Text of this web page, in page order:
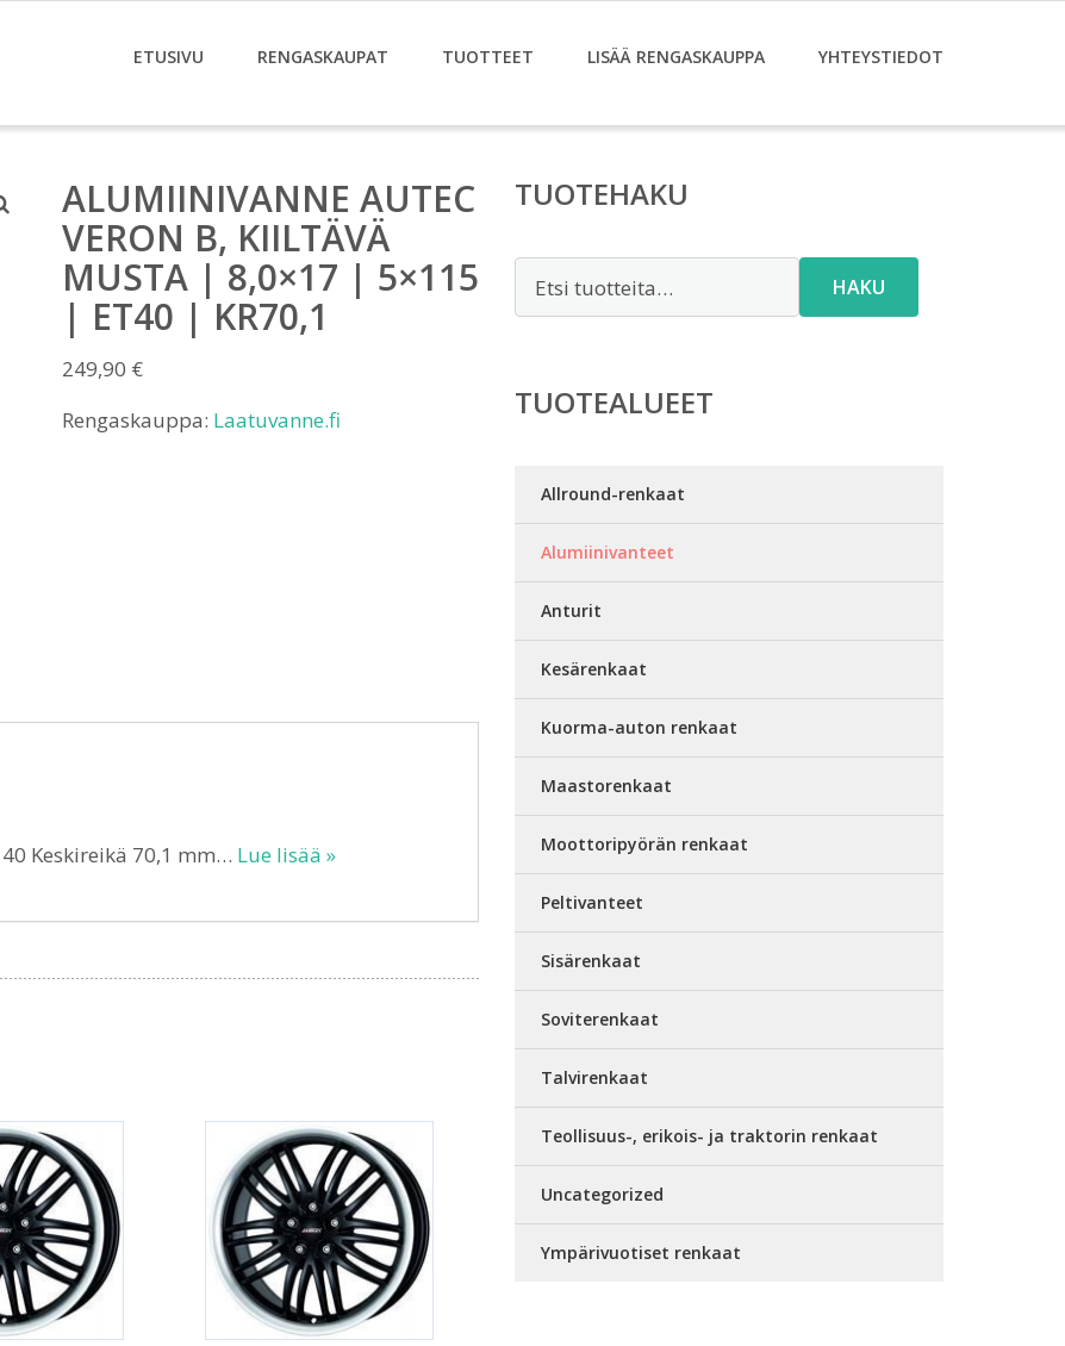
ETUSIVU RENGASKAUPAT TUOTTEET LISÄÄ RENGASKAUPPA YHTEYSTIEDOT
ALUMIINIVANNE AUTEC
VERON B, KIILTÄVÄ
MUSTA | 8,0×17 | 5×115
| ET40 | KR70,1
249,90 €
Rengaskauppa: Laatuvanne.fi
Keskireikä 70,1 mm… Lue lisää »
TUOTEHAKU
HAKU
TUOTEALUEET
Allround-renkaat
Alumiinivanteet
Anturit
Kesärenkaat
Kuorma-auton renkaat
Maastorenkaat
Moottoripyörän renkaat
Peltivanteet
Sisärenkaat
Soviterenkaat
Talvirenkaat
Teollisuus-, erikois- ja traktorin renkaat
Uncategorized
Ympärivuotiset renkaat